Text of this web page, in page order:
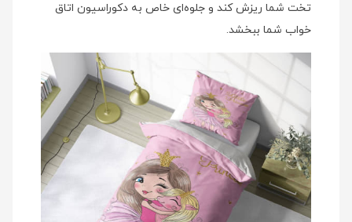
تخت شما ریزش کند و جلوه‌ای خاص به دکوراسیون اتاق
خواب شما ببخشد.